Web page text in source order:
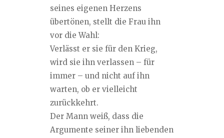
seines eigenen Herzens
übertönen, stellt die Frau ihn
vor die Wahl:
Verlässt er sie für den Krieg,
wird sie ihn verlassen – für
immer – und nicht auf ihn
warten, ob er vielleicht
zurückkehrt.
Der Mann weiß, dass die
Argumente seiner ihn liebenden